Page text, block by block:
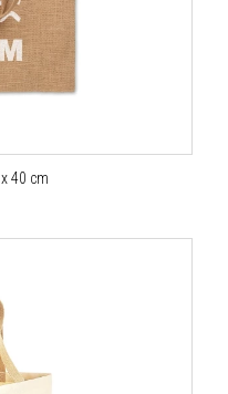
40 cm